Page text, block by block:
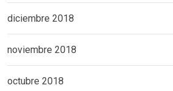
diciembre 2018
noviembre 2018
octubre 2018